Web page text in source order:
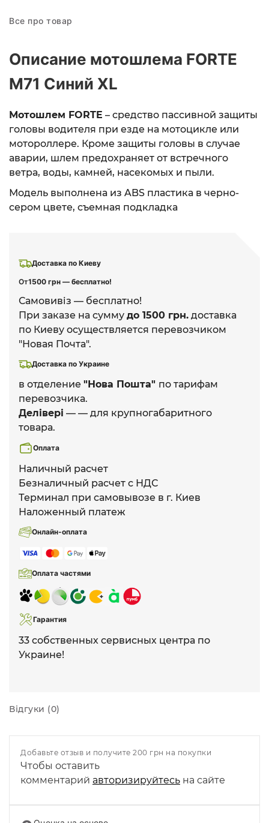
Доставка по Киеву
От1500 грн — бесплатно!
Самовивіз — бесплатно!
При заказе на сумму до 1500 грн. доставка
по Киеву осуществляется перевозчиком
"Новая Почта".
Доставка по Украине
в отделение "Нова Пошта" по тарифам
перевозчика.
Делівері — — для крупногабаритного
товара.
Оплата
Наличный расчет
Безналичный расчет с НДС
Терминал при самовывозе в г. Киев
Наложенный платеж
Онлайн-оплата
Оплата частями
Гарантия
33 собственных сервисных центра по
Украине!
Все про товар
Описание мотошлема FORTE
M71 Синий XL
Мотошлем FORTE – средство пассивной защиты
головы водителя при езде на мотоцикле или
мотороллере. Кроме защиты головы в случае
аварии, шлем предохраняет от встречного
ветра, воды, камней, насекомых и пыли.
Модель выполнена из ABS пластика в черно-
сером цвете, съемная подкладка
Відгуки (0)
Добавьте отзыв и получите 200 грн на покупки
Чтобы оставить
комментарий авторизируйтесь на сайте